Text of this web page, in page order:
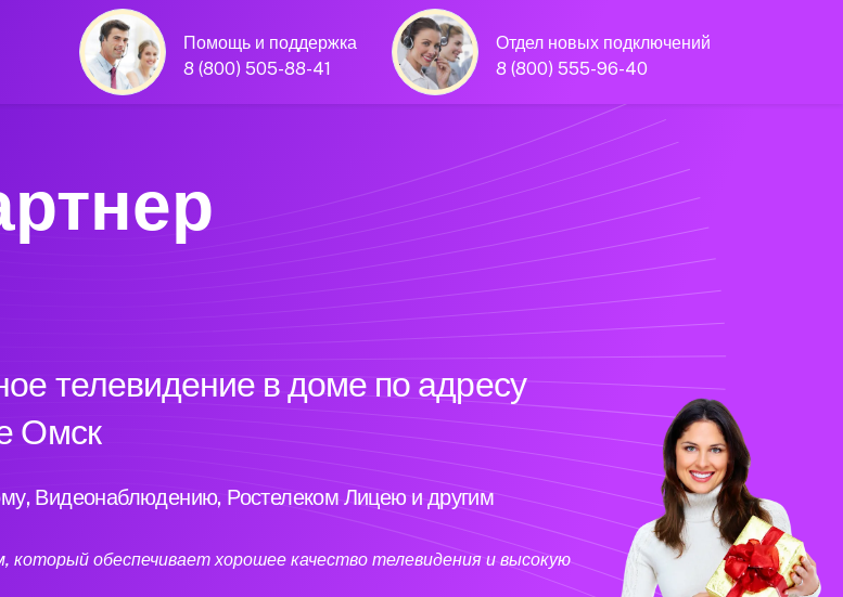
Помощь и поддержка
8 (800) 505-88-41
Отдел новых подключений
8 (800) 555-96-40
телевидение в доме по адресу
Омск
Видеонаблюдению, Ростелеком Лицею и другим
обеспечивает хорошее качество телевидения и высокую